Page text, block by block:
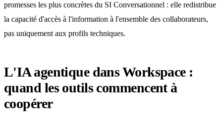
promesses les plus concrètes du SI Conversationnel : elle redistribue
la capacité d'accès à l'information à l'ensemble des collaborateurs,
pas uniquement aux profils techniques.
L'IA agentique dans Workspace :
quand les outils commencent à
coopérer